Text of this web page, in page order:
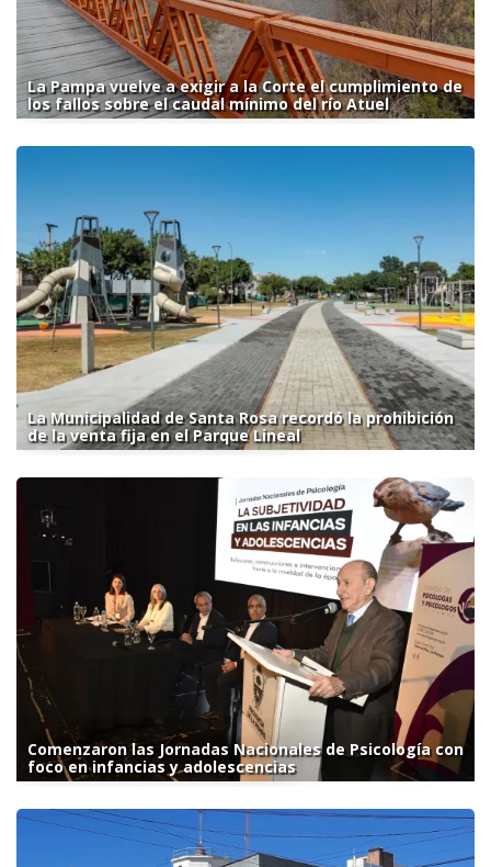
La Pampa vuelve a exigir a la Corte el cumplimiento de
los fallos sobre el caudal mínimo del río Atuel
La Municipalidad de Santa Rosa recordó la prohibición
de la venta fija en el Parque Lineal
Comenzaron las Jornadas Nacionales de Psicología con
foco en infancias y adolescencias